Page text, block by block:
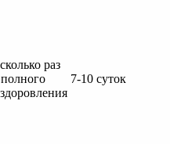
раз
7-10 суток